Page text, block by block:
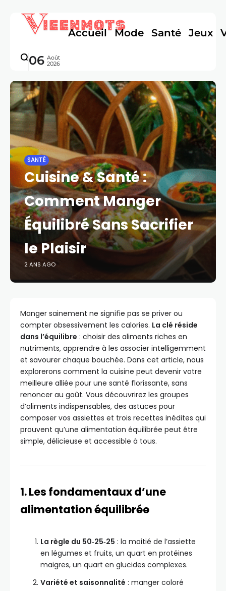
Accueil Mode Santé Jeux
06 Août
2026
SANTÉ
Cuisine & Santé :
Comment Manger
Équilibré Sans Sacrifier
le Plaisir
2 ANS AGO
Manger sainement ne signifie pas se priver ou
compter obsessivement les calories. La clé réside
dans l’équilibre : choisir des aliments riches en
nutriments, apprendre à les associer intelligemment
et savourer chaque bouchée. Dans cet article, nous
explorerons comment la cuisine peut devenir votre
meilleure alliée pour une santé florissante, sans
renoncer au goût. Vous découvrirez les groupes
d’aliments indispensables, des astuces pour
composer vos assiettes et trois recettes inédites qui
prouvent qu’une alimentation équilibrée peut être
simple, délicieuse et accessible à tous.
1. Les fondamentaux d’une
alimentation équilibrée
La règle du 50‑25‑25 : la moitié de l’assiette
en légumes et fruits, un quart en protéines
maigres, un quart en glucides complexes.
Variété et saisonnalité : manger coloré